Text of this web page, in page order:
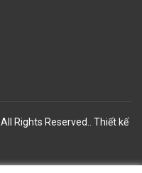
All Rights Reserved.. Thiết kế